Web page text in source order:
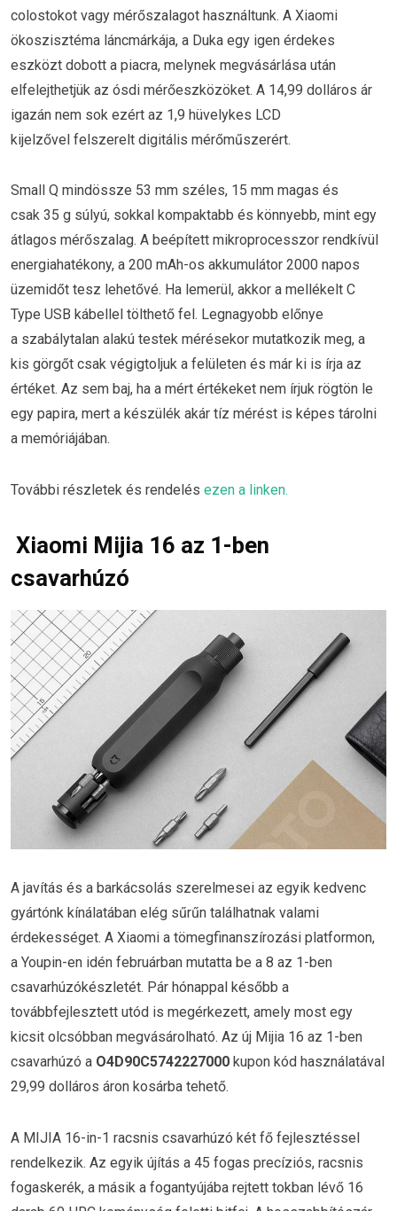
colostokot vagy mérőszalagot használtunk. A Xiaomi
ökoszisztéma láncmárkája, a Duka egy igen érdekes
eszközt dobott a piacra, melynek megvásárlása után
elfelejthetjük az ósdi mérőeszközöket. A 14,99 dolláros ár
igazán nem sok ezért az 1,9 hüvelykes LCD
kijelzővel felszerelt digitális mérőműszerért.
Small Q mindössze 53 mm széles, 15 mm magas és
csak 35 g súlyú, sokkal kompaktabb és könnyebb, mint egy
átlagos mérőszalag. A beépített mikroprocesszor rendkívül
energiahatékony, a 200 mAh-os akkumulátor 2000 napos
üzemidőt tesz lehetővé. Ha lemerül, akkor a mellékelt C
Type USB kábellel tölthető fel. Legnagyobb előnye
a szabálytalan alakú testek mérésekor mutatkozik meg, a
kis görgőt csak végigtoljuk a felületen és már ki is írja az
értéket. Az sem baj, ha a mért értékeket nem írjuk rögtön le
egy papira, mert a készülék akár tíz mérést is képes tárolni
a memóriájában.
További részletek és rendelés ezen a linken.
Xiaomi Mijia 16 az 1-ben
csavarhúzó
A javítás és a barkácsolás szerelmesei az egyik kedvenc
gyártónk kínálatában elég sűrűn találhatnak valami
érdekességet. A Xiaomi a tömegfinanszírozási platformon,
a Youpin-en idén februárban mutatta be a 8 az 1-ben
csavarhúzókészletét. Pár hónappal később a
továbbfejlesztett utód is megérkezett, amely most egy
kicsit olcsóbban megvásárolható. Az új Mijia 16 az 1-ben
csavarhúzó a O4D90C5742227000 kupon kód használatával
29,99 dolláros áron kosárba tehető.
A MIJIA 16-in-1 racsnis csavarhúzó két fő fejlesztéssel
rendelkezik. Az egyik újítás a 45 fogas precíziós, racsnis
fogaskerék, a másik a fogantyújába rejtett tokban lévő 16